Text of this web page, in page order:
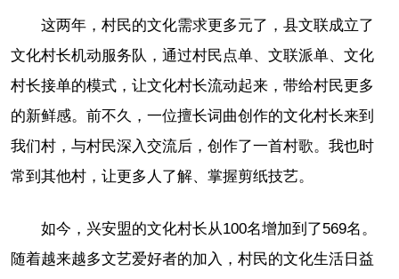
这两年，村民的文化需求更多元了，县文联成立了
文化村长机动服务队，通过村民点单、文联派单、文化
村长接单的模式，让文化村长流动起来，带给村民更多
的新鲜感。前不久，一位擅长词曲创作的文化村长来到
我们村，与村民深入交流后，创作了一首村歌。我也时
常到其他村，让更多人了解、掌握剪纸技艺。
如今，兴安盟的文化村长从100名增加到了569名。
随着越来越多文艺爱好者的加入，村民的文化生活日益